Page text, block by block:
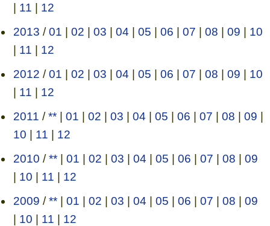
| 11 | 12
2013 /01 | 02 | 03 | 04 | 05 | 06 | 07 | 08 | 09 | 10
| 11 | 12
2012 /01 | 02 | 03 | 04 | 05 | 06 | 07 | 08 | 09 | 10
| 11 | 12
2011 /**| 01 | 02 | 03 | 04 | 05 | 06 | 07 | 08 | 09 |
10 | 11 | 12
2010 /**| 01 | 02 | 03 | 04 | 05 | 06 | 07 | 08 | 09
| 10 | 11 | 12
2009 /**| 01 | 02 | 03 | 04 | 05 | 06 | 07 | 08 | 09
| 10 | 11 | 12